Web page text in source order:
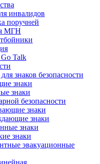
инвалидов
поручней
МГН
Talk
знаков безопасности
знаки
знаки
безопасности
знаки
знаки
знаки
знаки
эвакуационные